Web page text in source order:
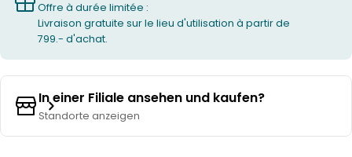
Offre à durée limitée :
Livraison gratuite sur le lieu d'utilisation à partir de
799.- d'achat.
In einer Filiale ansehen und kaufen?
Standorte anzeigen